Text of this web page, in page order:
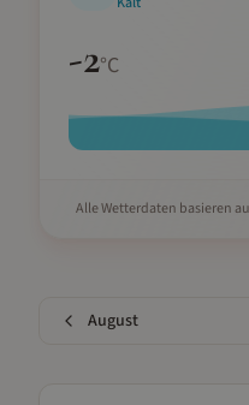
-2°C
Alle Wetterdaten basieren
August